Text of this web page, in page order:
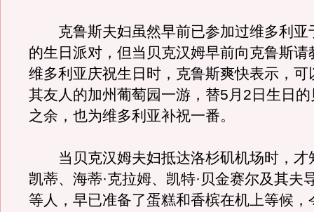
克鲁斯夫妇虽然早前已参加过维多利亚
的生日派对，但当贝克汉姆早前向克鲁斯请
维多利亚庆祝生日时，克鲁斯爽快表示，可
其友人的加州葡萄园一游，替5月2日生日
之余，也为维多利亚补祝一番。
当贝克汉姆夫妇抵达洛杉矶机场时，才
凯蒂、海蒂·克拉姆、凯特·贝金赛尔及其夫
等人，早已准备了蛋糕和香槟在机上等候，